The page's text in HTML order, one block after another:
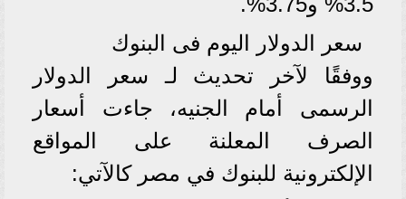
سعر الدولار اليوم فى البنوك
ووفقًا لآخر تحديث لـ سعر الدولار
الرسمى أمام الجنيه، جاءت أسعار
الصرف المعلنة على المواقع
الإلكترونية للبنوك في مصر كالآتي: